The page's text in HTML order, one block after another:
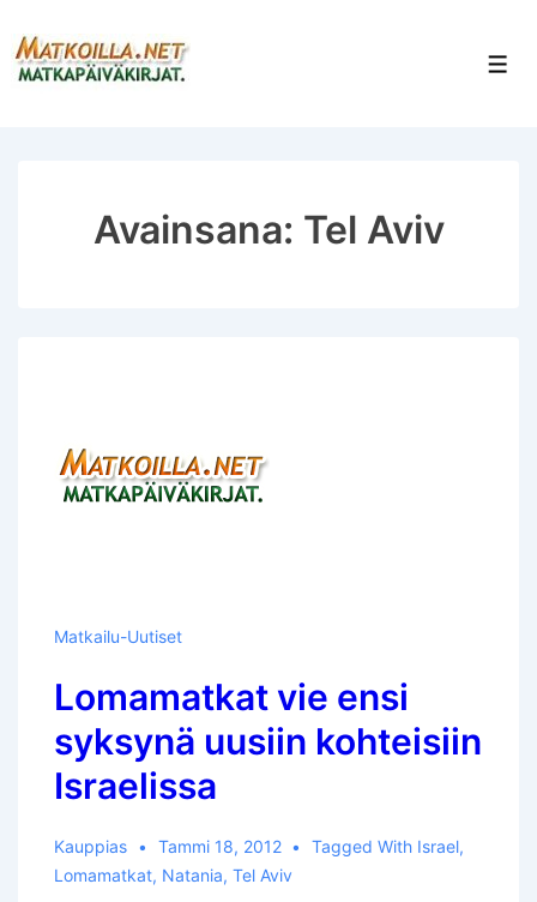
Siirry
pääsisältöön
Avainsana: Tel Aviv
Matkailu-Uutiset
Lomamatkat vie ensi
syksynä uusiin kohteisiin
Israelissa
Kauppias Tammi 18, 2012 Tagged With Israel,
Lomamatkat, Natania, Tel Aviv